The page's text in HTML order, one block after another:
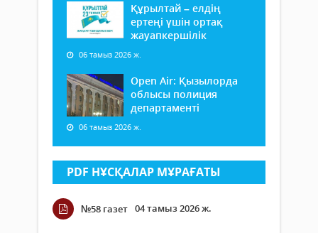
Құрылтай – елдің
ертеңі үшін ортақ
жауапкершілік
06 тамыз 2026 ж.
Open Air: Қызылорда
облысы полиция
департаменті
06 тамыз 2026 ж.
PDF НҰСҚАЛАР МҰРАҒАТЫ
№58 газет 04 тамыз 2026 ж.